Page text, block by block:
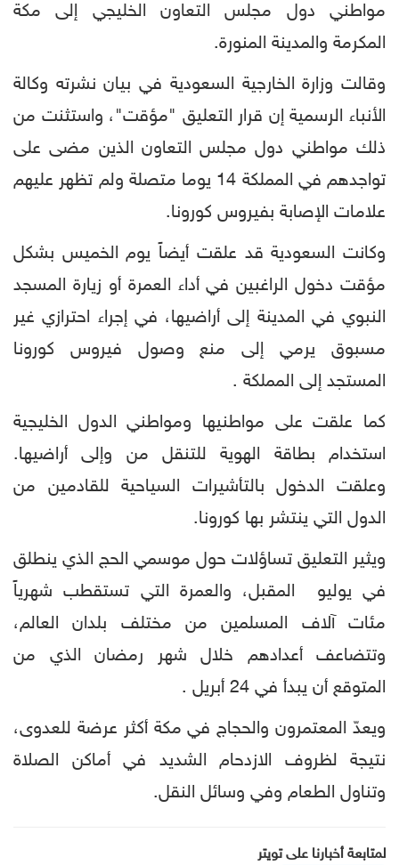
مواطني دول مجلس التعاون الخليجي إلى مكة
المكرمة والمدينة المنورة.
وقالت وزارة الخارجية السعودية في بيان نشرته وكالة
الأنباء الرسمية إن قرار التعليق "مؤقت"، واستثنت من
ذلك مواطني دول مجلس التعاون الذين مضى على
تواجدهم في المملكة 14 يوما متصلة ولم تظهر عليهم
علامات الإصابة بفيروس كورونا.
وكانت السعودية قد علقت أيضاً يوم الخميس بشكل
مؤقت دخول الراغبين في أداء العمرة أو زيارة المسجد
النبوي في المدينة إلى أراضيها، في إجراء احترازي غير
مسبوق يرمي إلى منع وصول فيروس كورونا
المستجد إلى المملكة .
كما علقت على مواطنيها ومواطني الدول الخليجية
استخدام بطاقة الهوية للتنقل من وإلى أراضيها.
وعلقت الدخول بالتأشيرات السياحية للقادمين من
الدول التي ينتشر بها كورونا.
ويثير التعليق تساؤلات حول موسمي الحج الذي ينطلق
في يوليو المقبل، والعمرة التي تستقطب شهرياً
مئات آلاف المسلمين من مختلف بلدان العالم،
وتتضاعف أعدادهم خلال شهر رمضان الذي من
المتوقع أن يبدأ في 24 أبريل .
ويعدّ المعتمرون والحجاج في مكة أكثر عرضة للعدوى،
نتيجة لظروف الازدحام الشديد في أماكن الصلاة
وتناول الطعام وفي وسائل النقل.
لمتابعة أخبارنا على تويتر